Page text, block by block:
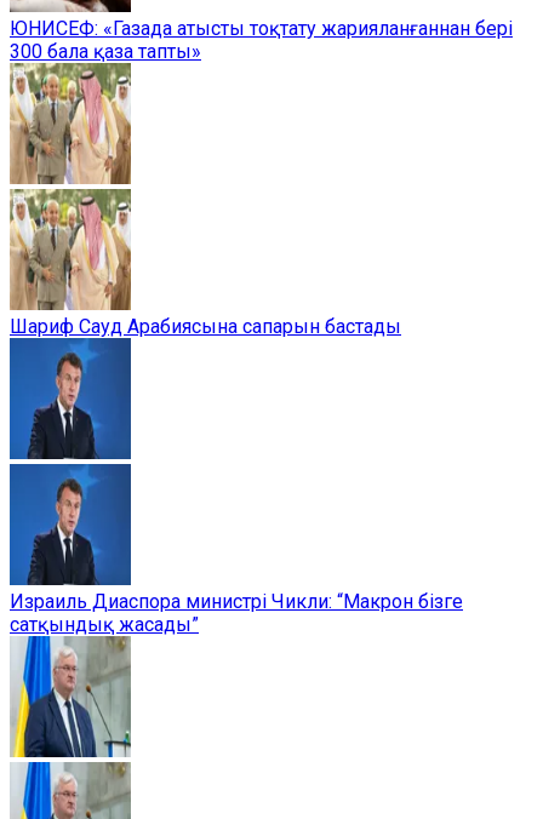
ЮНИСЕФ: «Газада атысты тоқтату жарияланғаннан бері
300 бала қаза тапты»
Шариф Сауд Арабиясына сапарын бастады
Израиль Диаспора министрі Чикли: “Макрон бізге
сатқындық жасады”